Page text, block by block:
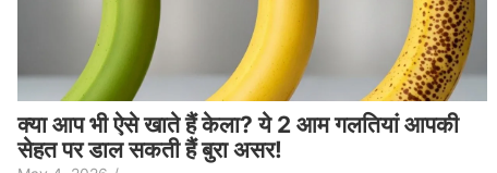
क्या आप भी ऐसे खाते हैं केला? ये 2 आम गलतियां आपकी
सेहत पर डाल सकती हैं बुरा असर!